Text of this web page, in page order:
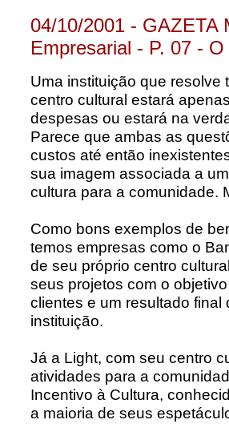
04/10/2001 - GAZETA
Empresarial - P. 07 -
Uma instituição que resolve
centro cultural estará
despesas ou estará na
Parece que ambas as
custos até então
sua imagem associada a
cultura para a comunidade.
Como bons exemplos de
temos empresas como o
de seu próprio centro
seus projetos com o
clientes e um resultado
instituição.
Já a Light, com seu centro
atividades para a
Incentivo à Cultura,
a maioria de seus